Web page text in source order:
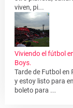
viven, pi...
Viviendo el fútbol
Boys.
Tarde de Futbol en
y estoy listo para
boleto para ...